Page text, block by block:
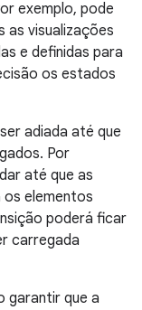
exemplo, pode
as visualizações
e definidas para
os estados
adiada até que
Por
até que as
os elementos
poderá ficar
carregada
garantir que a